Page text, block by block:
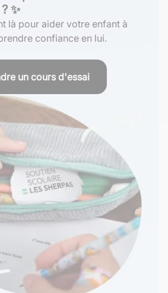
✨
là pour aider votre enfant à
confiance en lui.
un cours d'essai